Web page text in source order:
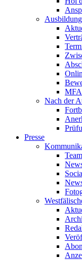
Ausbildung
Nach der
Presse
Team